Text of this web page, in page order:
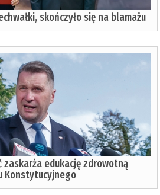
skończyło się na blamażu
zaskarża edukację zdrowotną
Konstytucyjnego